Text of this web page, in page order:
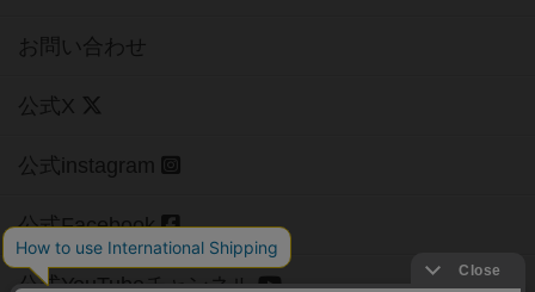
お問い合わせ
公式X
公式instagram
公式Facebook
公式YouTubeチャンネル